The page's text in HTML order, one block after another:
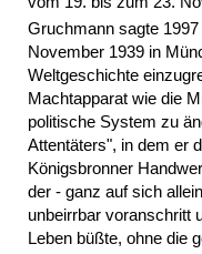
Gruchmann sagte
November 1939 in
Weltgeschichte
Machtapparat wie die
politische System zu
Attentäters", in dem er
Königsbronner
der - ganz auf sich
unbeirrbar voranschritt
Leben büßte, ohne die